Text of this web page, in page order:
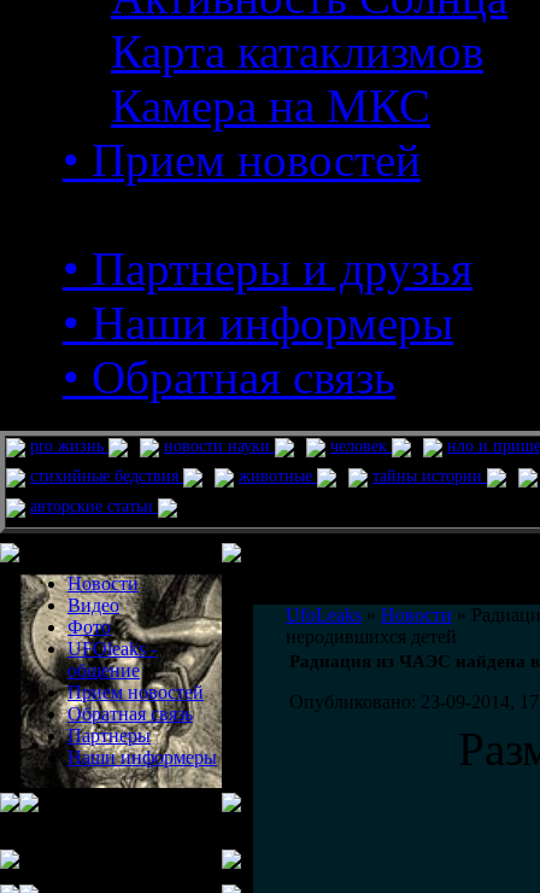
Карта катаклизмов
Камера на МКС
• Прием новостей
• Партнеры и друзья
• Наши информеры
• Обратная связь
pro жизнь новости науки человек
нло и
стихийные бедствия
животные
тайны истории
авторские статьи
Новости
Видео
Фото
UFOleaks -
общение
Прием новостей
Обратная связь
Партнеры
Наши информеры
UfoLeaks » Новости »
неродившихся детей
Радиация из ЧАЭС найдена
Опубликовано: 23-09-2014,